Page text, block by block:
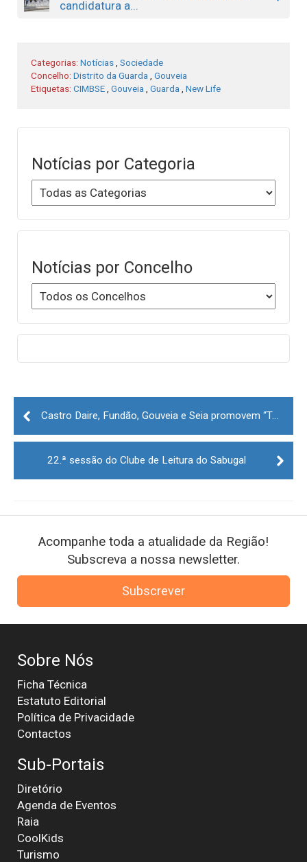
candidatura a...
Categorias: Notícias, Sociedade
Concelho: Distrito da Guarda, Gouveia
Etiquetas: CIMBSE, Gouveia, Guarda, New Life
Notícias por Categoria
Notícias por Concelho
Post
navigation
Castro Daire, Fundão, Gouveia e Seia promovem “Terras da Transumância”
22.ª sessão do Clube de Leitura do Sabugal
Acompanhe toda a atualidade da Região!
Subscreva a nossa newsletter.
Subscrever
Sobre Nós
Ficha Técnica
Estatuto Editorial
Política de Privacidade
Contactos
Sub-Portais
Diretório
Agenda de Eventos
Raia
CoolKids
Turismo